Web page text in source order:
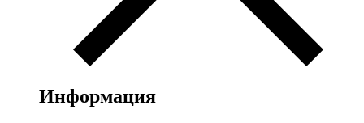
Информация